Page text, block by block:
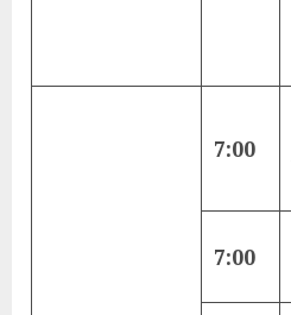
7:00
7:00